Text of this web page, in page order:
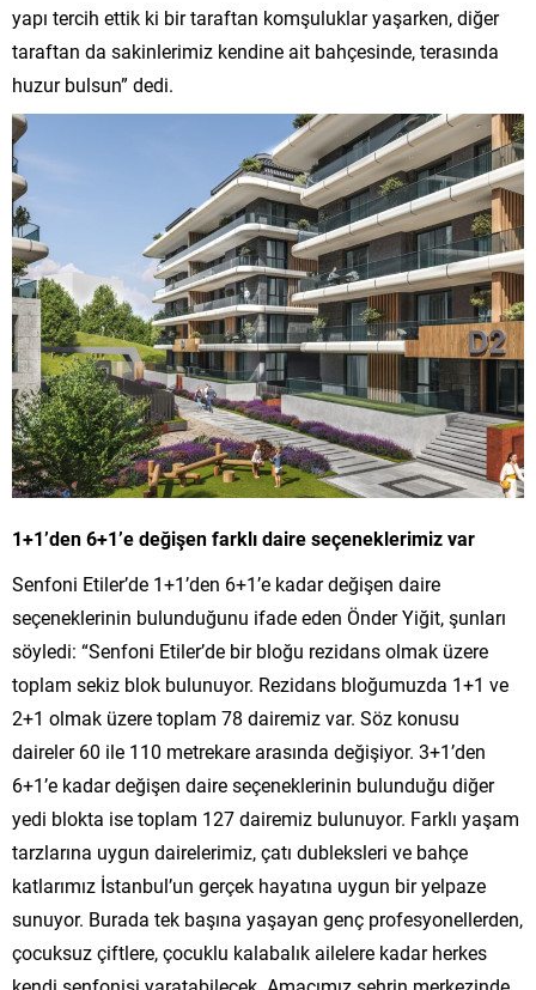
yapı tercih ettik ki bir taraftan komşuluklar yaşarken, diğer
taraftan da sakinlerimiz kendine ait bahçesinde, terasında
huzur bulsun” dedi.
1+1’den 6+1’e değişen farklıdaire seçeneklerimiz var
Senfoni Etiler’de 1+1’den 6+1’e kadar değişen daire
seçeneklerinin bulunduğunu ifade eden Önder Yiğit, şunları
söyledi: “Senfoni Etiler’de bir bloğu rezidans olmak üzere
toplam sekiz blok bulunuyor. Rezidans bloğumuzda 1+1 ve
2+1 olmak üzere toplam 78 dairemiz var. Söz konusu
daireler 60 ile 110 metrekare arasında değişiyor. 3+1’den
6+1’e kadar değişen daire seçeneklerinin bulunduğu diğer
yedi blokta ise toplam 127 dairemiz bulunuyor. Farklı yaşam
tarzlarına uygun dairelerimiz, çatı dubleksleri ve bahçe
katlarımız İstanbul’un gerçek hayatına uygun bir yelpaze
sunuyor. Burada tek başına yaşayan genç profesyonellerden,
çocuksuz çiftlere, çocuklu kalabalık ailelere kadar herkes